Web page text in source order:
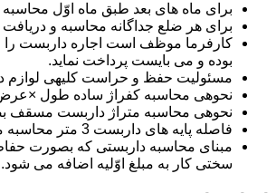
برای ماه های بعد طبق ماه اوّل
برای هر ضلع جداگانه محاسبه و
کارفرما موظف است اجاره داربست را
بوده و می بایست پرداخت نماید.
مسئولیت حفظ و حراست کلیه­ی لوازم
نحوه­ی محاسبه کفراژ ساده طول
نحوه­ی محاسبه متراژ داربست مسقف
فاصله پایه های داربست 3 متر محاسبه می گردد ولو آنکه به دلایلی کمتر از سه متر نصب گردد.
سختی کار به مبلغ اوّلیه اضافه می شود.